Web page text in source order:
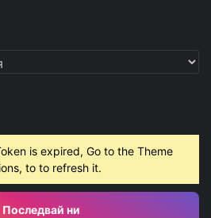
is expired, Go to the Theme
to to refresh it.
Последвай ни